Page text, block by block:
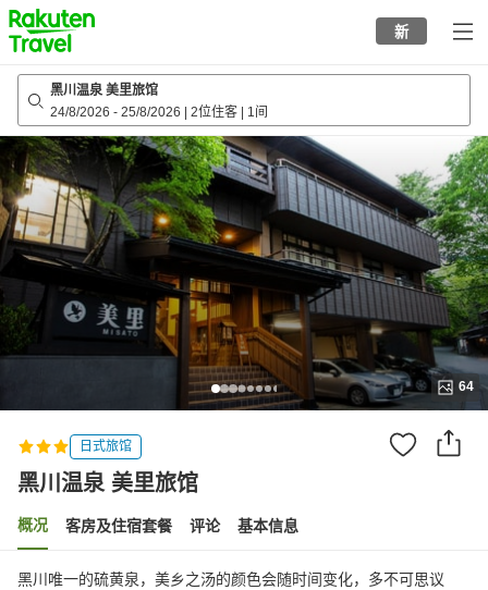
to
top
page
新
黑川温泉 美里旅馆
24/8/2026 - 25/8/2026 2位住客 1间
64
日式旅馆
黑川温泉 美里旅馆
概况 客房及住宿套餐 评论 基本信息
黑川唯一的硫黄泉，美乡之汤的颜色会随时间变化，多不可思议